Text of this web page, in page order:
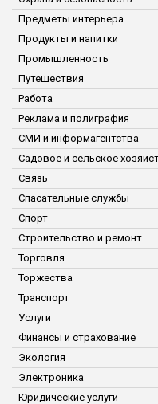
Предметы интерьера
Продукты и напитки
Промышленность
Путешествия
Работа
Реклама и полиграфия
СМИ и информагентства
Садовое и сельское
Связь
Спасательные службы
Спорт
Строительство и ремонт
Торговля
Торжества
Транспорт
Услуги
Финансы и страхование
Экология
Электроника
Юридические услуги